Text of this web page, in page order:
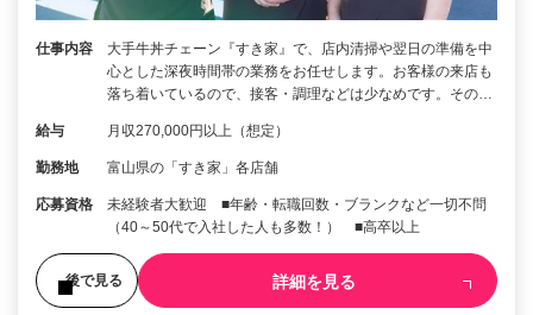
仕事内容
大手牛丼チェーン『すき家』で、店内清掃や翌日の準備を中
心とした深夜時間帯の業務をお任せします。お客様の来店も
落ち着いているので、接客・調理などは少なめです。その…
給与 月収270,000円以上（想定）
勤務地 富山県の「すき家」各店舗
応募資格
未経験者大歓迎 ■年齢・転職回数・ブランクなど一切不問
（40～50代で入社した人も多数！） ■高卒以上
後で見る 詳細を見る